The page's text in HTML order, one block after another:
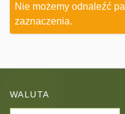
Nie możemy odnaleźć
zaznaczenia.
WALUTA